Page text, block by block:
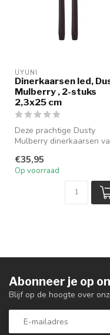
UYUNI
Dinerkaarsen led,
Mulberry , 2-stuks
2,3x25 cm
Deze prachtige Dusty
Mulberry dinerkaarsen
brengen vee...
€35,95
Op voorraad
Abonneer je op
Blijf op de hoogte over